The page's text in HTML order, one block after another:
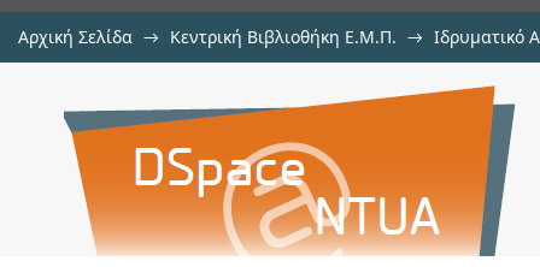
Αρχική Σελίδα → Κεντρική Βιβλιοθήκη Ε.Μ.Π. → Ιδρυματικό
Ανάπτυξη μοντέλου
αυτόματων οχημάτων